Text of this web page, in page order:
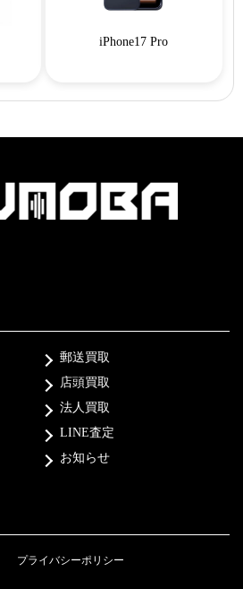
iPhone17 Pro
郵送買取
店頭買取
法人買取
LINE査定
お知らせ
プライバシーポリシー